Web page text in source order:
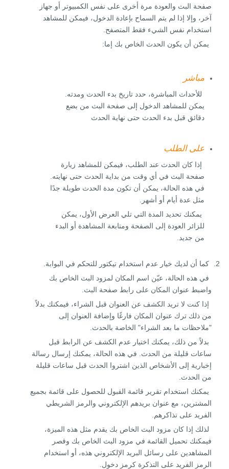
صفحة البث والعودة مرة أخرى على نفس الكمبيوتر أو جهاز
آخر، وإلا إذا لم يتم السماح بإعادة الدخول، فيمكن للمشاهد
استخدام نفس الشيء فقط المتصفح.
يمكن أن يكون الحدث الخاص بك إما:
مباشر
للأحداث المباشرة، حدد تاريخ بدء الحدث ومدته.
يمكن للمشاهد الدخول إلى صفحة البث من بضع
دقائق قبل بدء الحدث حتى نهاية الحدث
على الطلب
إذا كان الحدث عند الطلب، فيمكن للمشاهد زيارة
صفحة البث في أي وقت من بداية الحدث حتى نهايته.
في هذه الحالة، يمكن أن تكون مدة الحدث طويلة جدًا
مثل عدة أيام أو أشهر.
يمكنك تحديد المدة التي تلي العرض الأول، يمكن
للزائر العودة إلى الصفحة ومتابعة المشاهدة أو البدء
من جديد.
كما أن لديك خيار عدم استخدام تيكتور للتحكم في البوابة.
في هذه الحالة، عيّن اسم المكان لمزود البث الخاص بك
واضبط عنوان المكان على رابط صفحة البث.
إذا كنت لا تريد الكشف عن العنوان قبل الشراء، فيمكنك بدلاً
من ذلك ترك عنوان المكان فارغًا وإضافة العنوان إلى
"ملاحظات ما بعد الشراء" الخاصة بالحدث.
بدلاً من ذلك، يمكنك اختيار عدم الكشف عن الرابط قبل
ساعات قليلة من الحدث. في هذه الحالة، يمكنك إرسال رسالة
إخبارية إلى الأشخاص الذين اشتروا الحدث قبل ساعات قليلة
من الحدث.
يمكنك استخدام تقرير قائمة القبول للحصول على قائمة بجميع
المشترين، مع عنوان بريدهم الإلكتروني والرمز الشريطي
الفريد على تذاكرهم.
لذلك إذا كان مزود البث الخاص بك يقدم مثل هذه الميزة،
فيمكنك تحميل القائمة في مزود البث الخاص بك وقصر
المشاهدين على رسائل البريد الإلكتروني هذه، أو استخدام
الرمز الفريد على التذكرة كرمز دخول.